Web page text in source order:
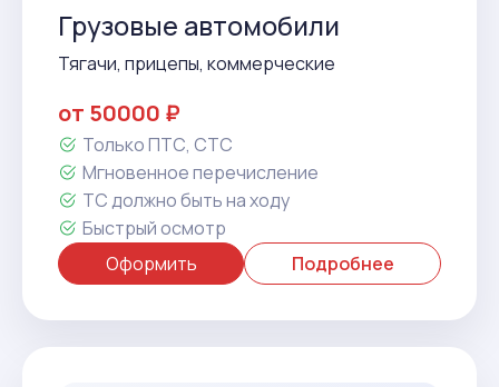
Грузовые автомобили
Тягачи, прицепы, коммерческие
от 50000 ₽
Только ПТС, СТС
Мгновенное перечисление
ТС должно быть на ходу
Быстрый осмотр
Оформить
Подробнее